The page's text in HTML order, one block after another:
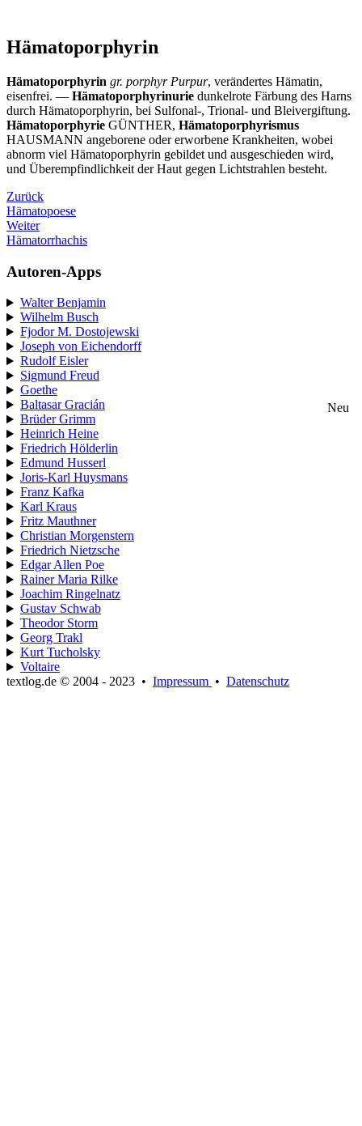
Hämatoporphyrin
Hämatoporphyrin gr. porphyr Purpur, verändertes Hämatin,
eisenfrei. — Hämatoporphyrinurie dunkelrote Färbung des Harns
durch Hämatoporphyrin, bei Sulfonal-, Trional- und Bleivergiftung.
Hämatoporphyrie GÜNTHER, Hämatoporphyrismus
HAUSMANN angeborene oder erworbene Krankheiten, wobei
abnorm viel Hämatoporphyrin gebildet und ausgeschieden wird,
und Überempfindlichkeit der Haut gegen Lichtstrahlen besteht.
Zurück
Hämatopoese
Weiter
Hämatorrhachis
Autoren-Apps
Walter Benjamin
Wilhelm Busch
Fjodor M. Dostojewski
Joseph von Eichendorff
Rudolf Eisler
Sigmund Freud
Goethe
Baltasar Gracián
Neu
Brüder Grimm
Heinrich Heine
Friedrich Hölderlin
Edmund Husserl
Joris-Karl Huysmans
Franz Kafka
Karl Kraus
Fritz Mauthner
Christian Morgenstern
Friedrich Nietzsche
Edgar Allen Poe
Rainer Maria Rilke
Joachim Ringelnatz
Gustav Schwab
Theodor Storm
Georg Trakl
Kurt Tucholsky
Voltaire
textlog.de © 2004 - 2023 • Impressum • Datenschutz